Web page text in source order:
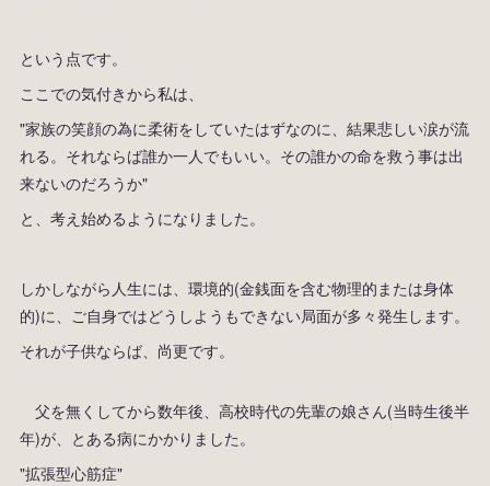
という点です。
ここでの気付きから私は、
"家族の笑顔の為に柔術をしていたはずなのに、結果悲しい涙が流
れる。それならば誰か一人でもいい。その誰かの命を救う事は出
来ないのだろうか"
と、考え始めるようになりました。
しかしながら人生には、環境的(金銭面を含む物理的または身体
的)に、ご自身ではどうしようもできない局面が多々発生します。
それが子供ならば、尚更です。
父を無くしてから数年後、高校時代の先輩の娘さん(当時生後半
年)が、とある病にかかりました。
"拡張型心筋症"